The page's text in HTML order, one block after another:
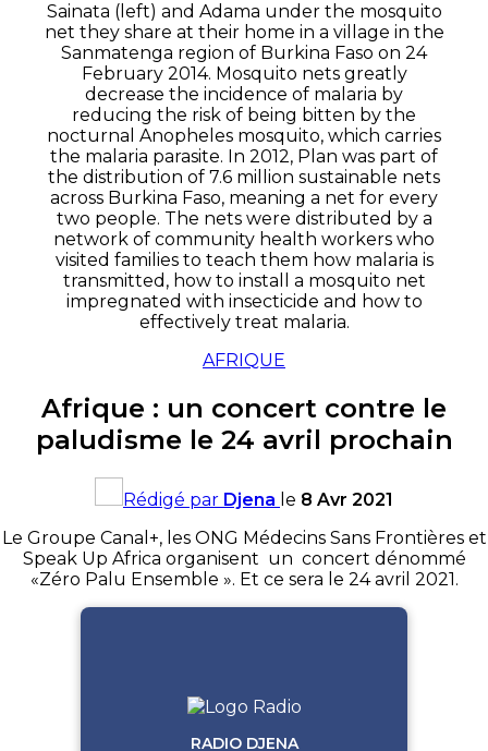
Sainata (left) and Adama under the mosquito
net they share at their home in a village in the
Sanmatenga region of Burkina Faso on 24
February 2014. Mosquito nets greatly
decrease the incidence of malaria by
reducing the risk of being bitten by the
nocturnal Anopheles mosquito, which carries
the malaria parasite. In 2012, Plan was part of
the distribution of 7.6 million sustainable nets
across Burkina Faso, meaning a net for every
two people. The nets were distributed by a
network of community health workers who
visited families to teach them how malaria is
transmitted, how to install a mosquito net
impregnated with insecticide and how to
effectively treat malaria.
AFRIQUE
Afrique : un concert contre le
paludisme le 24 avril prochain
Rédigé par Djena le 8 Avr 2021
Le Groupe Canal+, les ONG Médecins Sans Frontières et
Speak Up Africa organisent un concert dénommé
«Zéro Palu Ensemble ». Et ce sera le 24 avril 2021.
RADIO DJENA